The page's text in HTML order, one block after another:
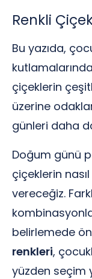
Renkli
Bu yazıda,
çiçeklerin
üzerine
günleri daha
Doğum günü
çiçeklerin
vereceğiz.
belirlemede
renkleri,
yüzden seçim